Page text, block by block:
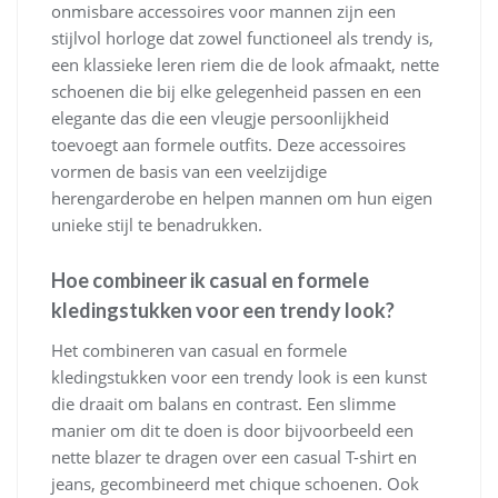
onmisbare accessoires voor mannen zijn een
stijlvol horloge dat zowel functioneel als trendy is,
een klassieke leren riem die de look afmaakt, nette
schoenen die bij elke gelegenheid passen en een
elegante das die een vleugje persoonlijkheid
toevoegt aan formele outfits. Deze accessoires
vormen de basis van een veelzijdige
herengarderobe en helpen mannen om hun eigen
unieke stijl te benadrukken.
Hoe combineer ik casual en formele
kledingstukken voor een trendy look?
Het combineren van casual en formele
kledingstukken voor een trendy look is een kunst
die draait om balans en contrast. Een slimme
manier om dit te doen is door bijvoorbeeld een
nette blazer te dragen over een casual T-shirt en
jeans, gecombineerd met chique schoenen. Ook